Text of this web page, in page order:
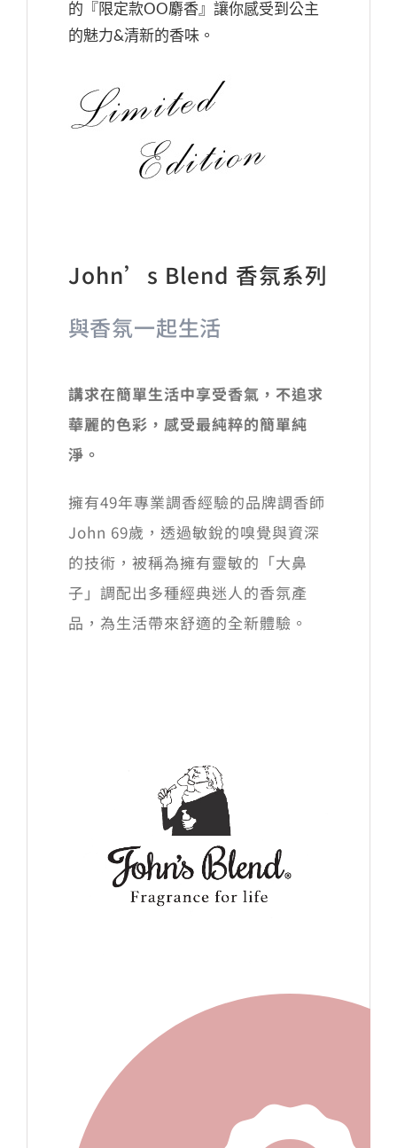
的『限定款OO麝香』讓你感受到公主
的魅力&清新的香味。
John’s Blend 香氛系列
與香氛一起生活
講求在簡單生活中享受香氣，不追求
華麗的色彩，感受最純粹的簡單純
淨。
擁有49年專業調香經驗的品牌調香師
John 69歲，透過敏銳的嗅覺與資深
的技術，被稱為擁有靈敏的「大鼻
子」調配出多種經典迷人的香氛產
品，為生活帶來舒適的全新體驗。